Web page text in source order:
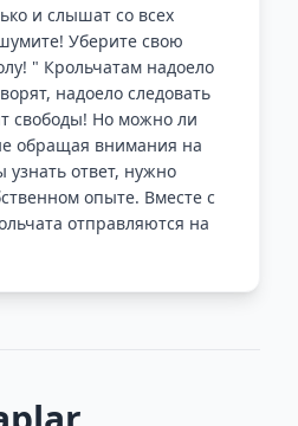
и слышат со всех
Уберите свою
" Крольчатам надоело
надоело следовать
свободы! Но можно ли
обращая внимания на
ответ, нужно
опыте. Вместе с
отправляются на